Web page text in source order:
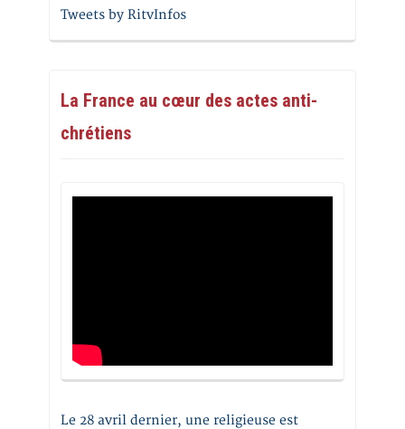
Tweets by RitvInfos
La France au cœur des actes anti-
chrétiens
Le 28 avril dernier, une religieuse est